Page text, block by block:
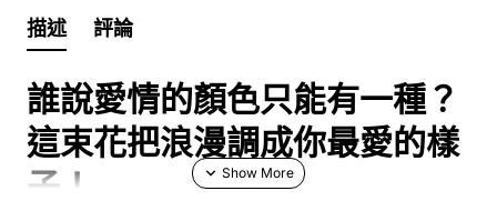
描述 評論
誰說愛情的顏色只能有一種？
這束花把浪漫調成你最愛的樣
子！